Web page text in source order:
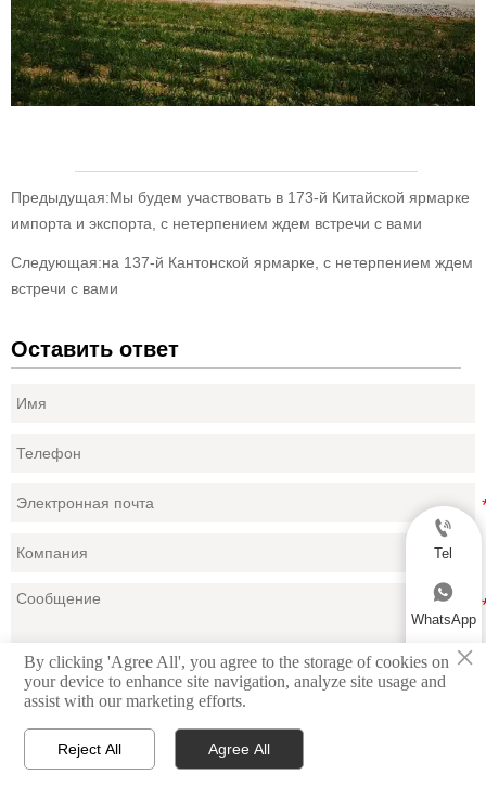
Предыдущая:Мы будем участвовать в 173-й Китайской ярмарке
импорта и экспорта, с нетерпением ждем встречи с вами
Следующая:на 137-й Кантонской ярмарке, с нетерпением ждем
встречи с вами
Оставить ответ
Представлено


Tel

WhatsApp

Email
×
By clicking 'Agree All', you agree to the storage of cookies on
your device to enhance site navigation, analyze site usage and
assist with our marketing efforts.
Reject All Agree All